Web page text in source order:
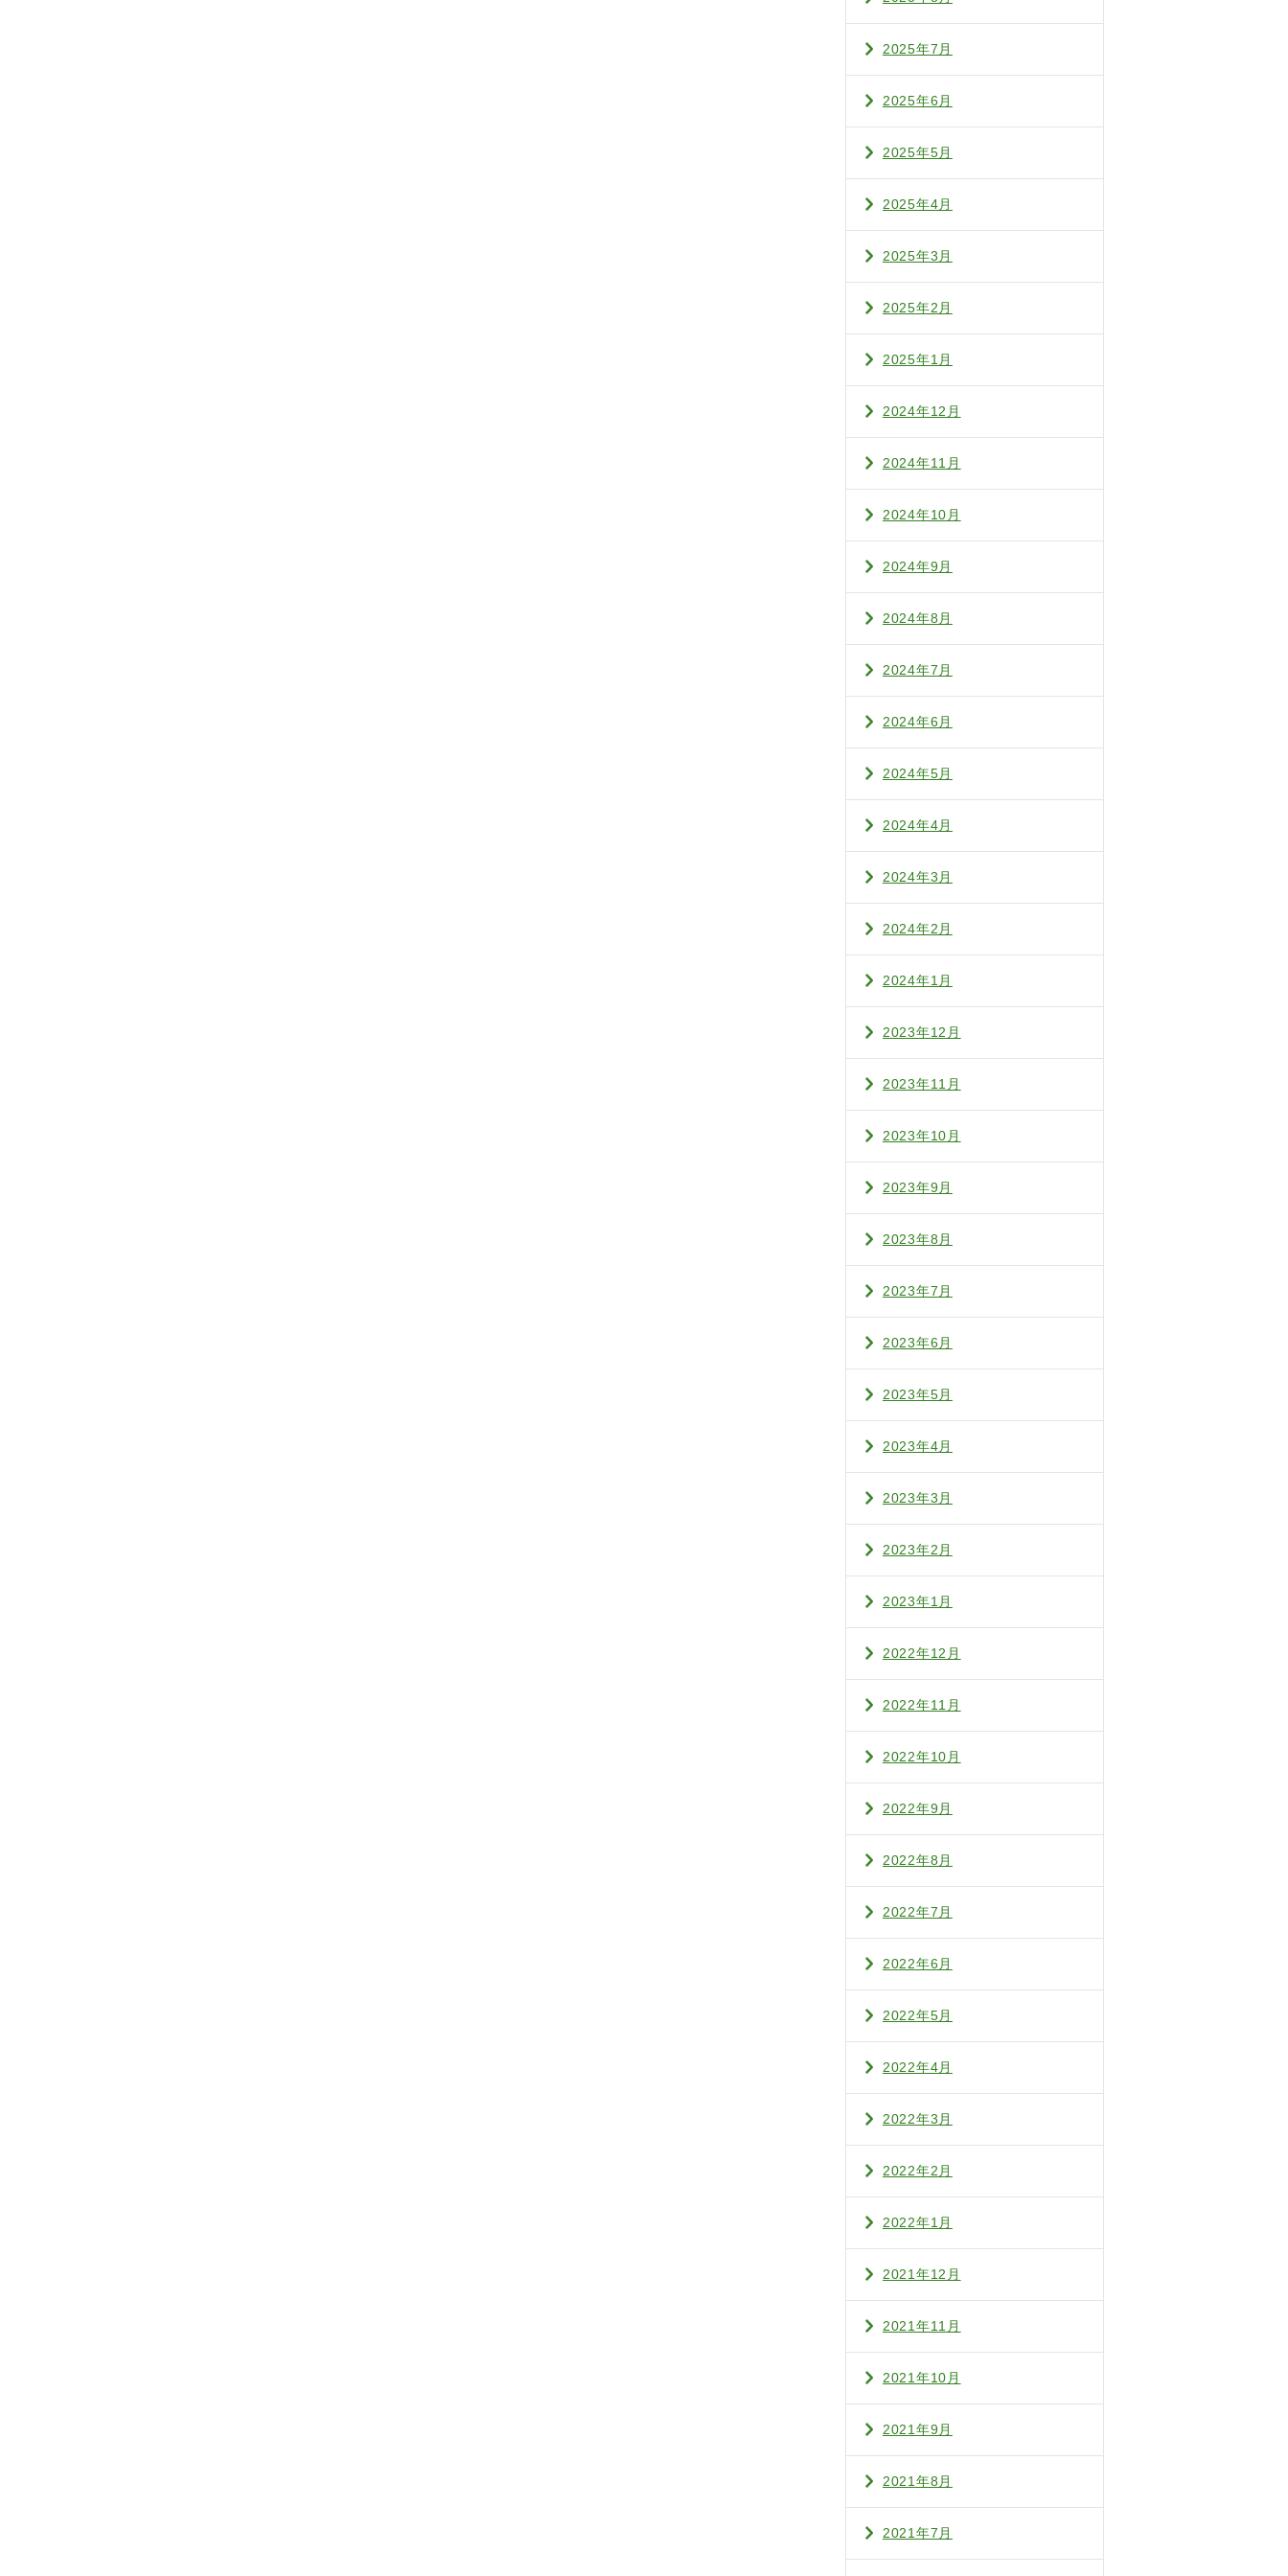
2025年7月
2025年6月
2025年5月
2025年4月
2025年3月
2025年2月
2025年1月
2024年12月
2024年11月
2024年10月
2024年9月
2024年8月
2024年7月
2024年6月
2024年5月
2024年4月
2024年3月
2024年2月
2024年1月
2023年12月
2023年11月
2023年10月
2023年9月
2023年8月
2023年7月
2023年6月
2023年5月
2023年4月
2023年3月
2023年2月
2023年1月
2022年12月
2022年11月
2022年10月
2022年9月
2022年8月
2022年7月
2022年6月
2022年5月
2022年4月
2022年3月
2022年2月
2022年1月
2021年12月
2021年11月
2021年10月
2021年9月
2021年8月
2021年7月